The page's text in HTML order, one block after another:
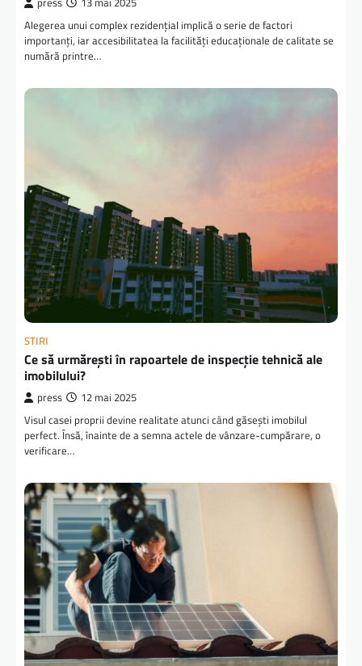
press 13 mai 2025
Alegerea unui complex rezidențial implică o serie de factori
importanți, iar accesibilitatea la facilități educaționale de calitate se
numără printre…
STIRI
Ce să urmărești în rapoartele de inspecție tehnică ale
imobilului?
press 12 mai 2025
Visul casei proprii devine realitate atunci când găsești imobilul
perfect. Însă, înainte de a semna actele de vânzare-cumpărare, o
verificare…